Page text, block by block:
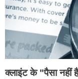
क्लाइंट के "पैसा